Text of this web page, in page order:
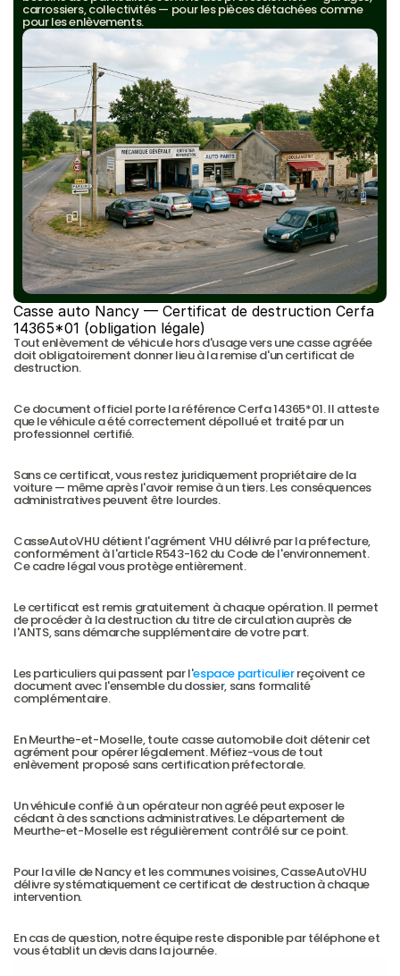
carrossiers, collectivités — pour les pièces détachées comme
pour les enlèvements.
Casse auto Nancy — Certificat de destruction Cerfa
14365*01 (obligation légale)
Tout enlèvement de véhicule hors d'usage vers une casse agréée
doit obligatoirement donner lieu à la remise d'un certificat de
destruction.
Ce document officiel porte la référence Cerfa 14365*01. Il atteste
que le véhicule a été correctement dépollué et traité par un
professionnel certifié.
Sans ce certificat, vous restez juridiquement propriétaire de la
voiture — même après l'avoir remise à un tiers. Les conséquences
administratives peuvent être lourdes.
CasseAutoVHU détient l'agrément VHU délivré par la préfecture,
conformément à l'article R543-162 du Code de l'environnement.
Ce cadre légal vous protège entièrement.
Le certificat est remis gratuitement à chaque opération. Il permet
de procéder à la destruction du titre de circulation auprès de
l'ANTS, sans démarche supplémentaire de votre part.
Les particuliers qui passent par l'espace particulier reçoivent ce
document avec l'ensemble du dossier, sans formalité
complémentaire.
En Meurthe-et-Moselle, toute casse automobile doit détenir cet
agrément pour opérer légalement. Méfiez-vous de tout
enlèvement proposé sans certification préfectorale.
Un véhicule confié à un opérateur non agréé peut exposer le
cédant à des sanctions administratives. Le département de
Meurthe-et-Moselle est régulièrement contrôlé sur ce point.
Pour la ville de Nancy et les communes voisines, CasseAutoVHU
délivre systématiquement ce certificat de destruction à chaque
intervention.
En cas de question, notre équipe reste disponible par téléphone et
vous établit un devis dans la journée.